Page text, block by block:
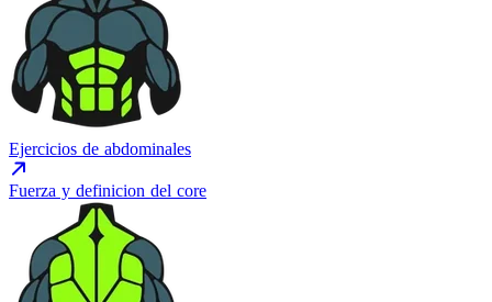
Ejercicios de abdominales
Fuerza y definicion del core